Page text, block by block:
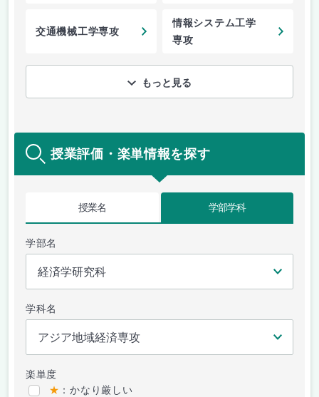
交通機械工学専攻
情報システム工学
専攻
もっと見る
授業評価・楽単情報を探す
授業名 学部学科
学部名
学科名
楽単度
★ ：かなり厳しい